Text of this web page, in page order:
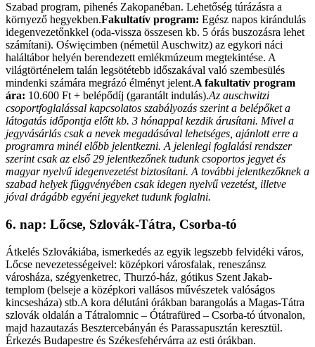
Szabad program, pihenés Zakopanéban. Lehetőség túrázásra a
környező hegyekben.Fakultatív program: Egész napos kirándulás
idegenvezetőnkkel (oda-vissza összesen kb. 5 órás buszozásra lehet
számítani). Oświęcimben (németül Auschwitz) az egykori náci
haláltábor helyén berendezett emlékmúzeum megtekintése. A
világtörténelem talán legsötétebb időszakával való szembesülés
mindenki számára megrázó élményt jelent.A fakultatív program
ára: 10.600 Ft + belépődíj (garantált indulás).Az auschwitzi
csoportfoglalással kapcsolatos szabályozás szerint a belépőket a
látogatás időpontja előtt kb. 3 hónappal kezdik árusítani. Mivel a
jegyvásárlás csak a nevek megadásával lehetséges, ajánlott erre a
programra minél előbb jelentkezni. A jelenlegi foglalási rendszer
szerint csak az első 29 jelentkezőnek tudunk csoportos jegyet és
magyar nyelvű idegenvezetést biztosítani. A további jelentkezőknek a
szabad helyek függvényében csak idegen nyelvű vezetést, illetve
jóval drágább egyéni jegyeket tudunk foglalni.
6. nap: Lőcse, Szlovák-Tátra, Csorba-tó
Átkelés Szlovákiába, ismerkedés az egyik legszebb felvidéki város,
Lőcse nevezetességeivel: középkori városfalak, reneszánsz
városháza, szégyenketrec, Thurzó-ház, gótikus Szent Jakab-
templom (belseje a középkori vallásos művészetek valóságos
kincsesháza) stb.A kora délutáni órákban barangolás a Magas-Tátra
szlovák oldalán a Tátralomnic – Ótátrafüred – Csorba-tó útvonalon,
majd hazautazás Besztercebányán és Parassapusztán keresztül.
Érkezés Budapestre és Székesfehérvárra az esti órákban.